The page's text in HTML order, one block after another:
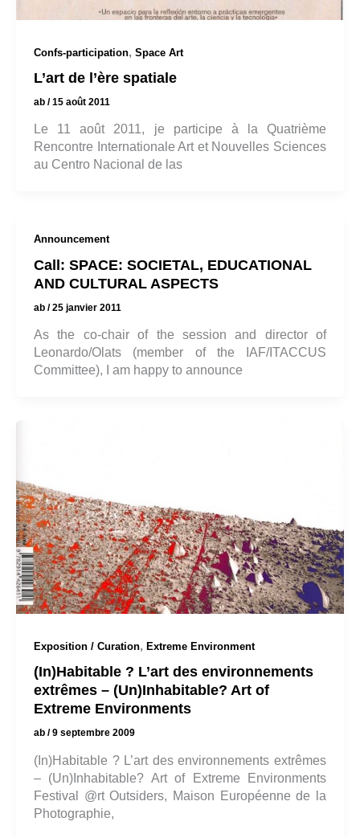
Confs-participation, Space Art
L’art de l’ère spatiale
ab /15 août 2011
Le 11 août 2011, je participe à la Quatrième
Rencontre Internationale Art et Nouvelles Sciences
au Centro Nacional de las
Announcement
Call: SPACE: SOCIETAL, EDUCATIONAL
AND CULTURAL ASPECTS
ab /25 janvier 2011
As the co-chair of the session and director of
Leonardo/Olats (member of the IAF/ITACCUS
Committee), I am happy to announce
Exposition / Curation, Extreme Environment
(In)Habitable ? L’art des environnements
extrêmes – (Un)Inhabitable? Art of
Extreme Environments
ab /9 septembre 2009
(In)Habitable ? L’art des environnements extrêmes
– (Un)Inhabitable? Art of Extreme Environments
Festival @rt Outsiders, Maison Européenne de la
Photographie,